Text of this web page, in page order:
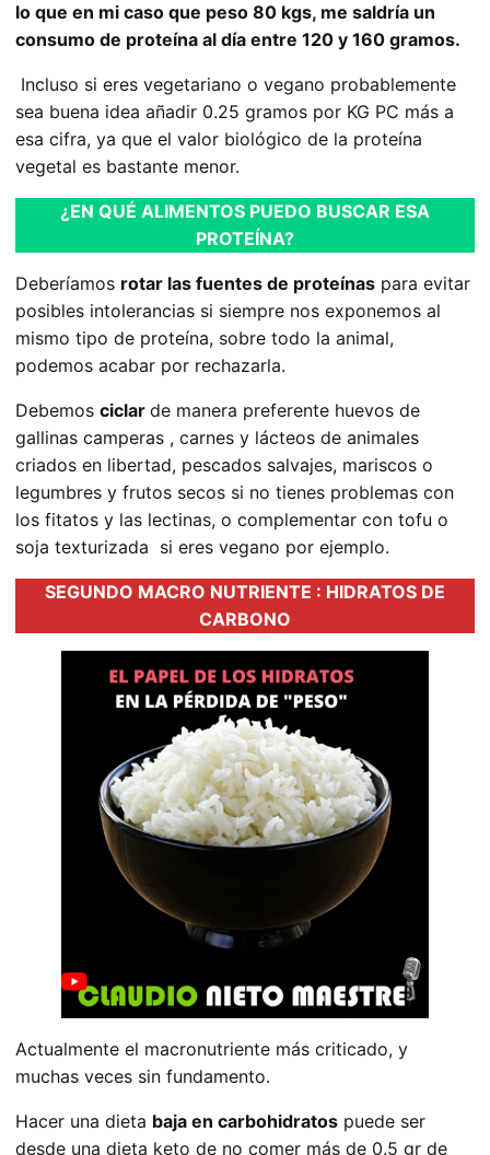
lo que en mi caso que peso 80 kgs, me saldría un
consumo de proteína al día entre 120 y 160 gramos.
Incluso si eres vegetariano o vegano probablemente
sea buena idea añadir 0.25 gramos por KG PC más a
esa cifra, ya que el valor biológico de la proteína
vegetal es bastante menor.
¿EN QUÉ ALIMENTOS PUEDO BUSCAR ESA
PROTEÍNA?
Deberíamos rotar las fuentes de proteínas para evitar
posibles intolerancias si siempre nos exponemos al
mismo tipo de proteína, sobre todo la animal,
podemos acabar por rechazarla.
Debemos ciclar de manera preferente huevos de
gallinas camperas , carnes y lácteos de animales
criados en libertad, pescados salvajes, mariscos o
legumbres y frutos secos si no tienes problemas con
los fitatos y las lectinas, o complementar con tofu o
soja texturizada si eres vegano por ejemplo.
SEGUNDO MACRO NUTRIENTE : HIDRATOS DE
CARBONO
Actualmente el macronutriente más criticado, y
muchas veces sin fundamento.
Hacer una dieta baja en carbohidratos puede ser
desde una dieta keto de no comer más de 0.5 gr de